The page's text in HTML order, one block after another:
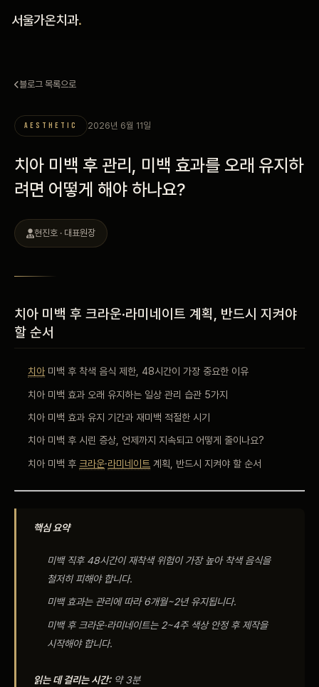
서울가온치과.
커뮤니티
의료진
안내
공지사항
치과 백과사전
자주 묻는 질문
블로그 목록으로
AESTHETIC 2026년 6월 11일
치아 미백 후 관리, 미백 효과를 오래 유지하
려면 어떻게 해야 하나요?
현진호 · 대표원장
치아 미백 후 크라운·라미네이트 계획, 반드시 지켜야
할 순서
치아 미백 후 착색 음식 제한, 48시간이 가장 중요한 이유
치아 미백 효과 오래 유지하는 일상 관리 습관 5가지
치아 미백 효과 유지 기간과 재미백 적절한 시기
치아 미백 후 시린 증상, 언제까지 지속되고 어떻게 줄이나요?
치아 미백 후 크라운·라미네이트 계획, 반드시 지켜야 할 순서
핵심 요약
미백 직후 48시간이 재착색 위험이 가장 높아 착색 음식을
철저히 피해야 합니다.
미백 효과는 관리에 따라 6개월~2년 유지됩니다.
미백 후 크라운·라미네이트는 2~4주 색상 안정 후 제작을
시작해야 합니다.
읽는 데 걸리는 시간:약 3분